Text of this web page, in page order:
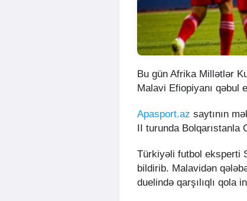
Bu gün Afrika Millətlər
Malavi Efiopiyanı qəbul
Apasport.az saytının
II turunda
Türkiyəli futbol eksperti
bildirib. Malavidən
duelində qarşılıqlı qola